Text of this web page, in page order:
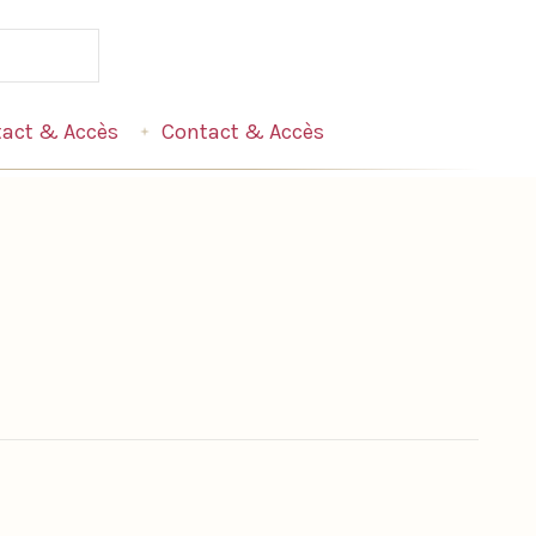
& Accès Contact & Accès